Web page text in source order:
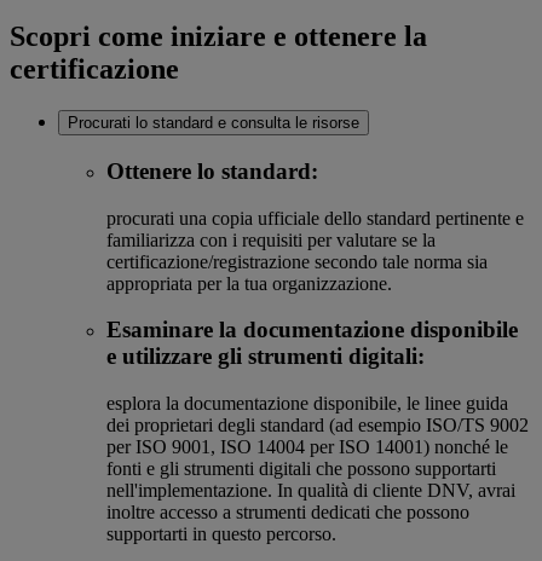
Scopri come iniziare e ottenere la
certificazione
Procurati lo standard e consulta le risorse
Ottenere lo standard:
procurati una copia ufficiale dello standard pertinente e
familiarizza con i requisiti per valutare se la
certificazione/registrazione secondo tale norma sia
appropriata per la tua organizzazione.
Esaminare la documentazione disponibile
e utilizzare gli strumenti digitali:
esplora la documentazione disponibile, le linee guida
dei proprietari degli standard (ad esempio ISO/TS 9002
per ISO 9001, ISO 14004 per ISO 14001) nonché le
fonti e gli strumenti digitali che possono supportarti
nell'implementazione. In qualità di cliente DNV, avrai
inoltre accesso a strumenti dedicati che possono
supportarti in questo percorso.